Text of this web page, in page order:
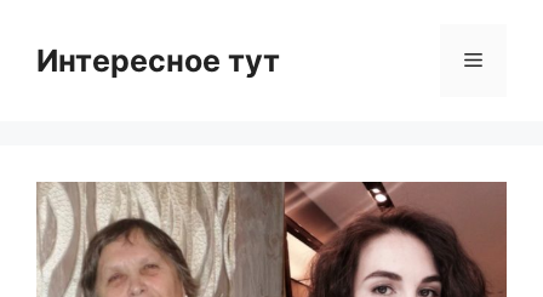
contentИнтересное тут Menu